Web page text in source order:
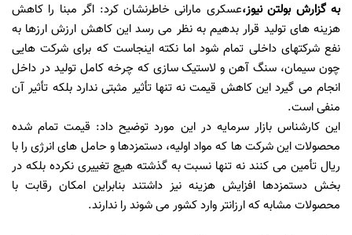
به گزارشبولتن نیوز،عسکری مارانی خاطرنشان کرد: اگر مبنا را کاهش
هزینه های تولید قرار بدهیم به نظر می رسد این کاهش ارزش ارزها به
نفع شرکتهای داخلی تمام شود اما نکته اینجاست که برای شرکت هایی
چون سیمان، سنگ آهن و لاستیک سازی که چرخه کامل تولید در داخل
انجام می گیرد این کاهش قیمت نه تنها تأثیر مثبتی ندارد بلکه تأثیر آن
منفی است.
این کارشناس بازار سرمایه در این مورد توضیح داد: قیمت تمام شده
محصولات این شرکت ها که مواد اولیه، دستمزدها و حامل های انرژی را با
ریال تأمین می کنند نه تنها نسبت به گذشته هیچ تغییری نکرده بلکه در
بخش دستمزدها افزایش هزینه نیز داشتند بنابراین امکان رقابت با
محصولات مشابه که ارزانتر وارد کشور می شوند را ندارند.